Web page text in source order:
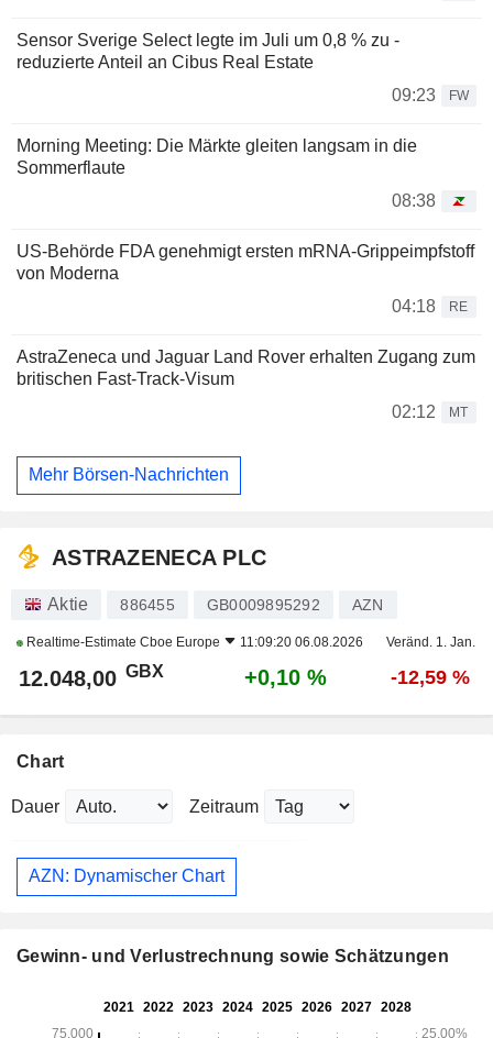
Sensor Sverige Select legte im Juli um 0,8 % zu -
reduzierte Anteil an Cibus Real Estate
09:23
FW
Morning Meeting: Die Märkte gleiten langsam in die
Sommerflaute
08:38
US-Behörde FDA genehmigt ersten mRNA-Grippeimpfstoff
von Moderna
04:18
RE
AstraZeneca und Jaguar Land Rover erhalten Zugang zum
britischen Fast-Track-Visum
02:12
MT
Mehr Börsen-Nachrichten
ASTRAZENECA PLC
Aktie 886455 GB0009895292 AZN
Realtime-Estimate Cboe Europe 11:09:20 06.08.2026 Veränd. 1. Jan.
12.048,00 GBX +0,10 % -12,59 %
Chart
Dauer Zeitraum
AZN: Dynamischer Chart
Gewinn- und Verlustrechnung sowie Schätzungen